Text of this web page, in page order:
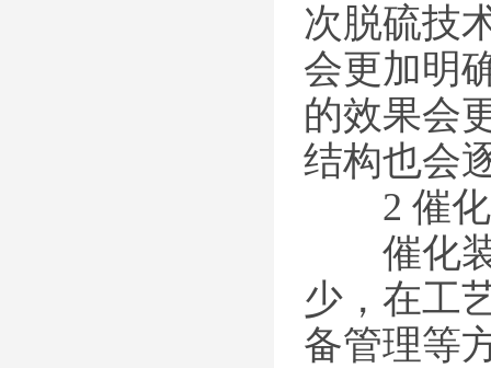
次脱硫技
会更加明
的效果会
结构也会
2 催化
催化装
少，在工
备管理等